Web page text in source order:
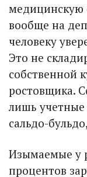
медицинскую
вообще на
человеку
Это не
собственной
ростовщика.
лишь учетные
сальдо-
Изымаемые у
процентов